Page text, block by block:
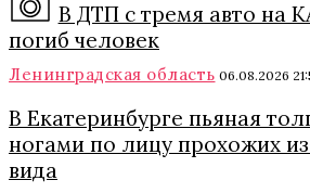
В ДТП с тремя авто на
погиб человек
Ленинградская область 06.08.2026
В Екатеринбурге пьяная
ногами по лицу прохожих
вида